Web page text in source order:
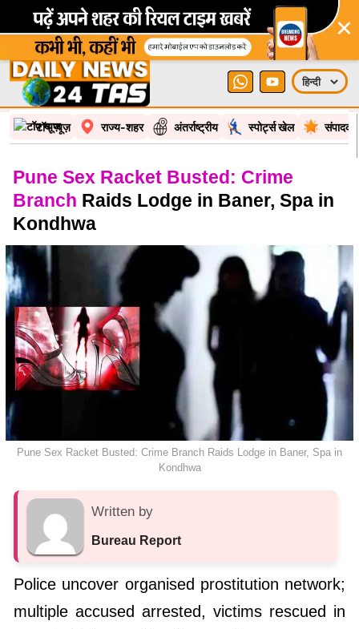
×
टॉप न्यूज़ राज्य-शहर अंतर्राष्ट्रीय स्पोर्ट्स खेल
Pune Sex Racket Busted: Crime
Branch Raids Lodge in Baner, Spa in
Kondhwa
Pune Sex Racket Busted: Crime Branch Raids Lodge in Baner, Spa in
Kondhwa
Written by
Bureau Report
Police uncover organised prostitution network;
multiple accused arrested, victims rescued in